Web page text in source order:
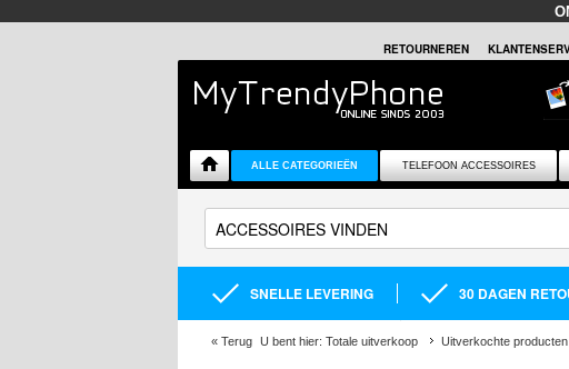
RETOURNEREN
ALLE CATEGORIEËN TELEFOON ACCESSOIRES
SNELLE LEVERING 30 DAGEN
« Terug U bent hier: Totale uitverkoop Uitverkochte producten